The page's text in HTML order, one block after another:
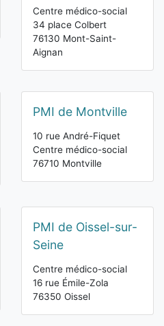
Centre médico-social
34 place Colbert
76130 Mont-Saint-
Aignan
PMI de Montville
10 rue André-Fiquet
Centre médico-social
76710 Montville
PMI de Oissel-sur-
Seine
Centre médico-social
16 rue Émile-Zola
76350 Oissel